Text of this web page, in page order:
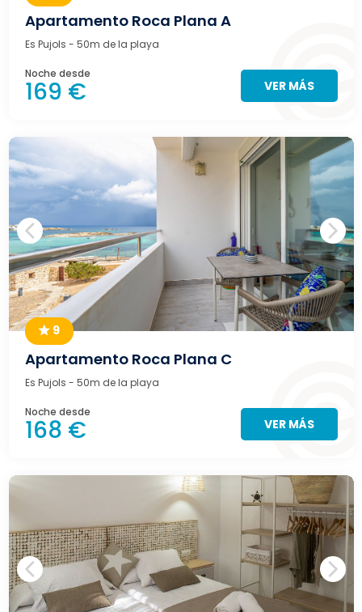
Apartamento Roca Plana A
Es Pujols - 50m de la playa
Noche desde
169 € VER MÁS
9
Apartamento Roca Plana C
Es Pujols - 50m de la playa
Noche desde
168 € VER MÁS